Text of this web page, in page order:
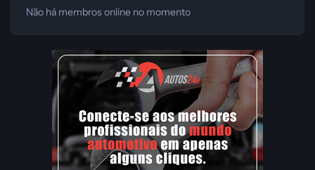
Não há membros online no momento